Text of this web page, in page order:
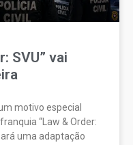
SVU” vai
motivo especial
“Law & Order:
uma adaptação